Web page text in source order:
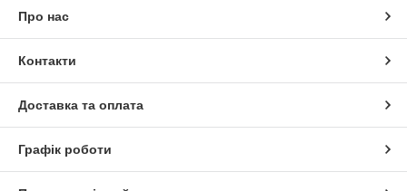
Про нас
Контакти
Доставка та оплата
Графік роботи